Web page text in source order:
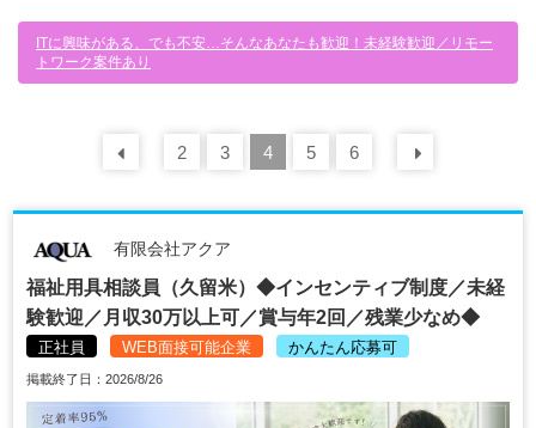
ITに興味がある、でも不安…そんなあなたも歓迎！未経験歓迎／リモー
トワーク案件あり
前の 30
2 3 4 5 6
有限会社アクア
福祉用具相談員（久留米）◆インセンティブ制度／未経
験歓迎／月収30万以上可／賞与年2回／残業少なめ◆
正社員 WEB面接可能企業 かんたん応募可
掲載終了日：2026/8/26